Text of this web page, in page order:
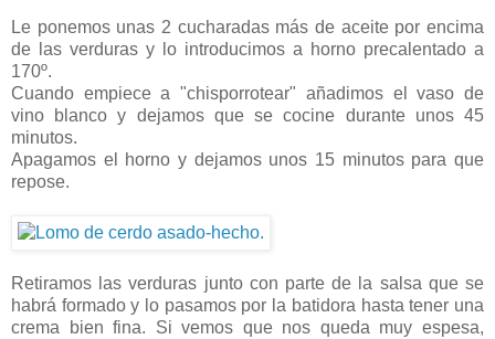
Le ponemos unas 2 cucharadas más de aceite por encima
de las verduras y lo introducimos a horno precalentado a
170º.
Cuando empiece a "chisporrotear" añadimos el vaso de
vino blanco y dejamos que se cocine durante unos 45
minutos.
Apagamos el horno y dejamos unos 15 minutos para que
repose.
Retiramos las verduras junto con parte de la salsa que se
habrá formado y lo pasamos por la batidora hasta tener una
crema bien fina. Si vemos que nos queda muy espesa,